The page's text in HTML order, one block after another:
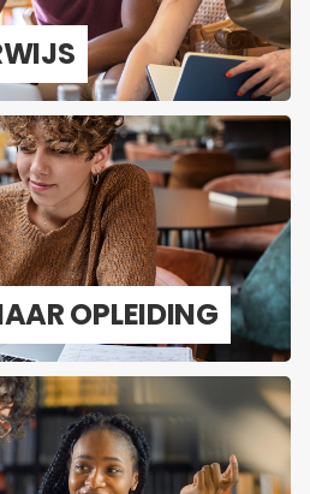
OP­LEI­DING